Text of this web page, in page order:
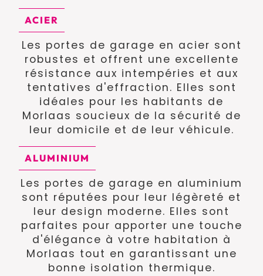
ACIER
Les portes de garage en acier sont
robustes et offrent une excellente
résistance aux intempéries et aux
tentatives d'effraction. Elles sont
idéales pour les habitants de
Morlaas soucieux de la sécurité de
leur domicile et de leur véhicule.
ALUMINIUM
Les portes de garage en aluminium
sont réputées pour leur légèreté et
leur design moderne. Elles sont
parfaites pour apporter une touche
d'élégance à votre habitation à
Morlaas tout en garantissant une
bonne isolation thermique.